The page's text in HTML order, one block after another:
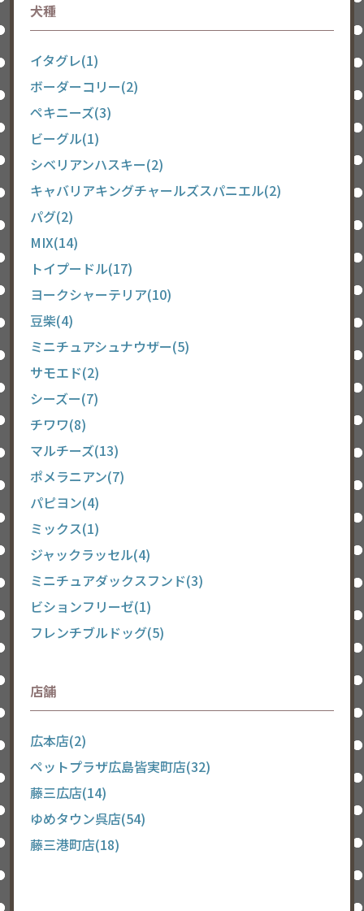
犬種
イタグレ(1)
ボーダーコリー(2)
ペキニーズ(3)
ビーグル(1)
シベリアンハスキー(2)
キャバリアキングチャールズスパニエル(2)
パグ(2)
MIX(14)
トイプードル(17)
ヨークシャーテリア(10)
豆柴(4)
ミニチュアシュナウザー(5)
サモエド(2)
シーズー(7)
チワワ(8)
マルチーズ(13)
ポメラニアン(7)
パピヨン(4)
ミックス(1)
ジャックラッセル(4)
ミニチュアダックスフンド(3)
ビションフリーゼ(1)
フレンチブルドッグ(5)
店舗
広本店(2)
ペットプラザ広島皆実町店(32)
藤三広店(14)
ゆめタウン呉店(54)
藤三港町店(18)